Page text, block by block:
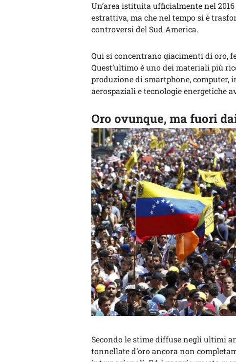
Un’area istituita ufficialmente nel
estrattiva, ma che nel tempo si è
controversi del Sud America.
Qui si concentrano giacimenti di oro,
Quest’ultimo è uno dei materiali più
produzione di smartphone,
aerospaziali e tecnologie energetiche
Oro ovunque, ma fuori
Secondo le stime diffuse negli ultimi
tonnellate d’oro ancora non